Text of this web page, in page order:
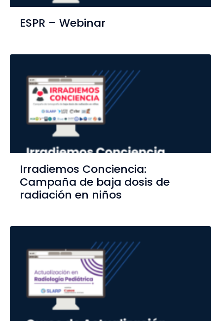
ESPR – Webinar
Irradiemos Conciencia:
Campaña de baja dosis de
radiación en niños